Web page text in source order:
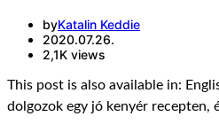
byKatalin Keddie
2020.07.26.
2,1K views
This post is also available in:
dolgozok egy jó kenyér recepten,